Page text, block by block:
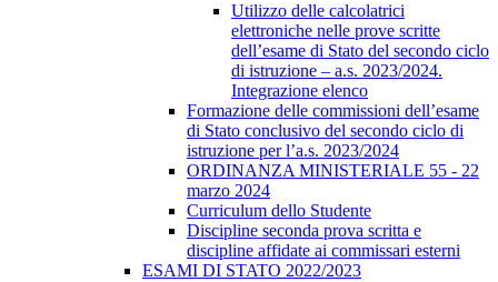
Utilizzo delle calcolatrici
elettroniche nelle prove scritte
dell’esame di Stato del secondo ciclo
di istruzione – a.s. 2023/2024.
Integrazione elenco
Formazione delle commissioni dell’esame
di Stato conclusivo del secondo ciclo di
istruzione per l’a.s. 2023/2024
ORDINANZA MINISTERIALE 55 - 22
marzo 2024
Curriculum dello Studente
Discipline seconda prova scritta e
discipline affidate ai commissari esterni
ESAMI DI STATO 2022/2023